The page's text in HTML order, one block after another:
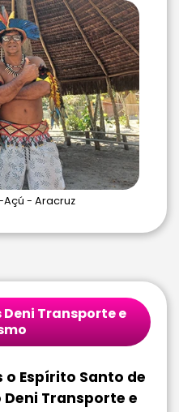
- Aracruz
Transporte e
Espírito Santo de
Transporte e